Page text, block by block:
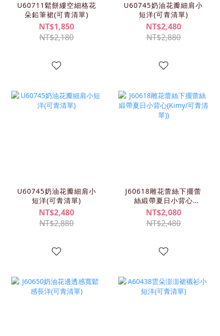
U60711鬆餅縷空細格花
朵鉛筆裙(可青清單)
NT$1,850
NT$2,180
U60745奶油花瓣細肩小
短洋(可青清單)
NT$2,480
NT$2,880
U60745奶油花瓣細肩小
短洋(可青清單)
NT$2,480
NT$2,880
J60618雕花蕾絲下擺蕾
絲緞帶夏日小背心
(KIMY/可青清單))
NT$2,080
NT$2,480